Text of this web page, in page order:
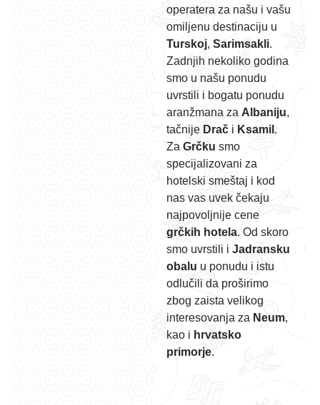
operatera za našu i vašu
omiljenu destinaciju u
Turskoj,Sarimsakli.
Zadnjih nekoliko godina
smo u našu ponudu
uvrstili i bogatu ponudu
aranžmana za Albaniju,
tačnije Drač i Ksamil .
ZaGrčku smo
specijalizovani za
hotelski smeštaj i kod
nas vas uvek čekaju
najpovoljnije cene
grčkih hotela. Od skoro
smo uvrstili iJadransku
obalu u ponudu i istu
odlučili da proširimo
zbog zaista velikog
interesovanja za Neum,
kao i hrvatsko
primorje.